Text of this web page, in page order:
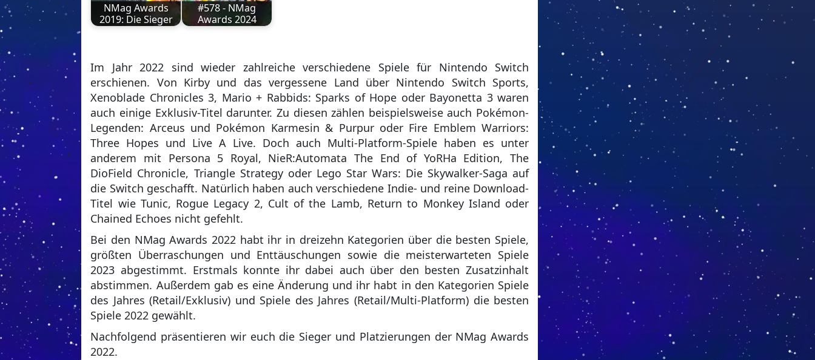
NMag Awards
2019: Die Sieger
#578 - NMag
Awards 2024
Im Jahr 2022 sind wieder zahlreiche verschiedene Spiele für Nintendo Switch
erschienen. Von Kirby und das vergessene Land über Nintendo Switch Sports,
Xenoblade Chronicles 3, Mario + Rabbids: Sparks of Hope oder Bayonetta 3 waren
auch einige Exklusiv-Titel darunter. Zu diesen zählen beispielsweise auch Pokémon-
Legenden: Arceus und Pokémon Karmesin & Purpur oder Fire Emblem Warriors:
Three Hopes und Live A Live. Doch auch Multi-Platform-Spiele haben es unter
anderem mit Persona 5 Royal, NieR:Automata The End of YoRHa Edition, The
DioField Chronicle, Triangle Strategy oder Lego Star Wars: Die Skywalker-Saga auf
die Switch geschafft. Natürlich haben auch verschiedene Indie- und reine Download-
Titel wie Tunic, Rogue Legacy 2, Cult of the Lamb, Return to Monkey Island oder
Chained Echoes nicht gefehlt.
Bei den NMag Awards 2022 habt ihr in dreizehn Kategorien über die besten Spiele,
größten Überraschungen und Enttäuschungen sowie die meisterwarteten Spiele
2023 abgestimmt. Erstmals konnte ihr dabei auch über den besten Zusatzinhalt
abstimmen. Außerdem gab es eine Änderung und ihr habt in den Kategorien Spiele
des Jahres (Retail/Exklusiv) und Spiele des Jahres (Retail/Multi-Platform) die besten
Spiele 2022 gewählt.
Nachfolgend präsentieren wir euch die Sieger und Platzierungen der NMag Awards
2022.